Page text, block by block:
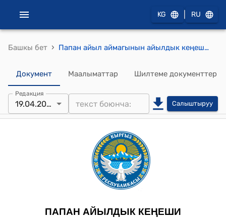
KG RU
Башкы бет › Папан айыл аймагынын айылдык кеңешинин 2024-жылдын 19-апрелиндеги №1 Папан айыл аймагынын айыл өкмөтүнүн «Кыргызмамжердолбоор» мамлекеттик ишканасы тарабынан түзүлгөн административдик чек ара схемалык картасын бекитүү жөнүндө токтому
Документ Маалыматтар Шилтеме документтер
Редакция
19.04.2024 Салыштыруу